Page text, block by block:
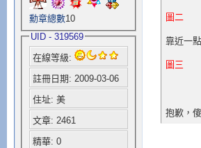
勳章總數10
UID - 319569
在線等級:
註冊日期: 2009-03-06
住址: 美
文章: 2461
精華: 0
圖二
靠近一
圖三
抱歉，